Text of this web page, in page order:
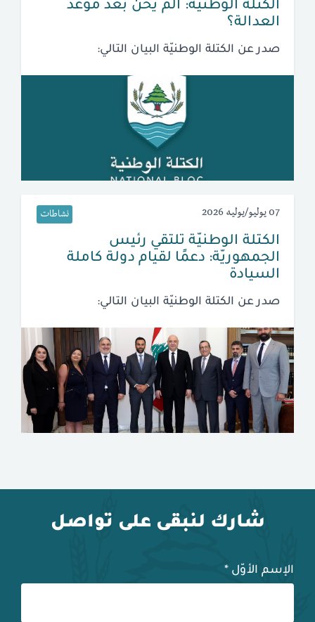
الكتلة الوطنيّة: ألم يَحن بعد موعد
العدالة؟
صدر عن الكتلة الوطنيّة البيان التالي:
07 يوليو/يوليه 2026 نشاطات
الكتلة الوطنيّة تلتقي رئيس
الجمهوريّة: دعمًا لقيام دولة كاملة
السيادة
صدر عن الكتلة الوطنيّة البيان التالي:
شارك لنبقى على تواصل
الإسم الأوّل *